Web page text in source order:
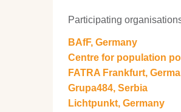
Participating
BAfF, Germany
Centre for population
FATRA Frankfurt,
Grupa484, Serbia
Lichtpunkt, Germany